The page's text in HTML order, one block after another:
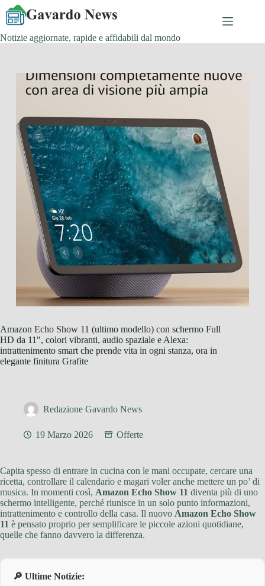
Salta
contenuto
Notizie aggiornate, rapide e affidabili dal mondo
Amazon Echo Show 11 (ultimo modello) con schermo Full
HD da 11″, colori vibranti, audio spaziale e Alexa:
intrattenimento smart che prende vita in ogni stanza, ora in
elegante finitura Grafite
Redazione Gavardo News
19 Marzo 2026 Offerte
Capita spesso di entrare in cucina con le mani occupate, cercare una
ricetta, controllare il calendario e magari voler anche mettere un po’ di
musica. In momenti così, Amazon Echo Show 11 diventa più di uno
schermo intelligente, perché riunisce in un solo punto informazioni,
intrattenimento e controllo della casa. Il nuovo Amazon Echo Show
11 è pensato proprio per semplificare le piccole azioni quotidiane,
quelle che fanno davvero la differenza.
🔎 Ultime Notizie: